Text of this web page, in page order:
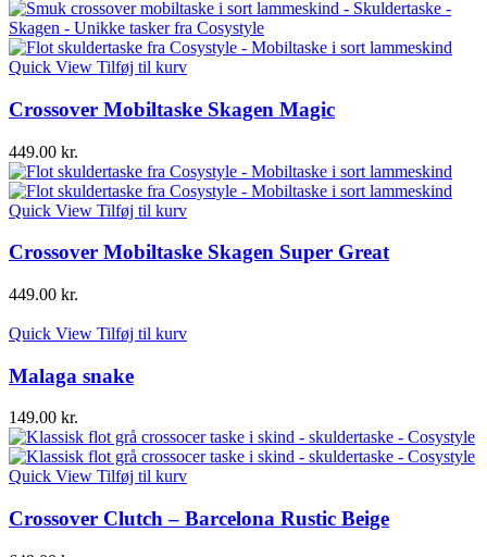
Quick View Tilføj til kurv
Crossover Mobiltaske Skagen Magic
449.00 kr.
Quick View Tilføj til kurv
Crossover Mobiltaske Skagen Super Great
449.00 kr.
Quick View Tilføj til kurv
Malaga snake
149.00 kr.
Quick View Tilføj til kurv
Crossover Clutch – Barcelona Rustic Beige